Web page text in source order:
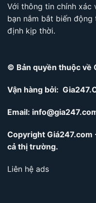
Với thông tin chính xác
bạn nắm bắt biến
định kịp thời.
© Bản quyền thuộc về
Vận hàng bởi:
Email:
Copyright Giá247.com
cả thị trường.
Liên hệ ads